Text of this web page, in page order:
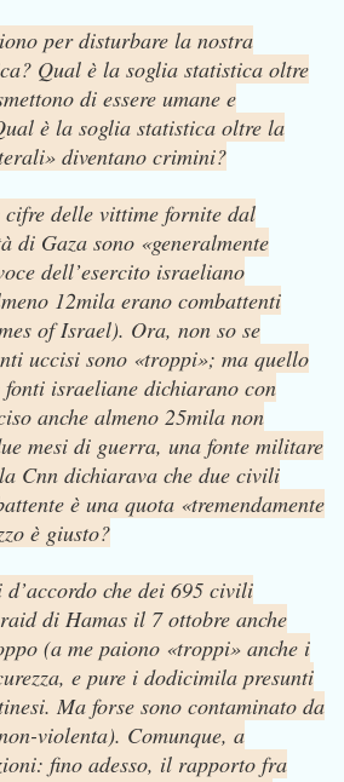
per disturbare la nostra
Qual è la soglia statistica oltre
di essere umane e
è la soglia statistica oltre la
diventano crimini?
cifre delle vittime fornite dal
di Gaza sono «generalmente
dell’esercito israeliano
12mila erano combattenti
of Israel). Ora, non so se
uccisi sono «troppi»; ma quello
fonti israeliane dichiarano con
anche almeno 25mila non
mesi di guerra, una fonte militare
Cnn dichiarava che due civili
è una quota «tremendamente
è giusto?
che dei 695 civili
di Hamas il 7 ottobre anche
(a me paiono «troppi» anche i
e pure i dodicimila presunti
Ma forse sono contaminato da
violenta). Comunque, a
fino adesso, il rapporto fra